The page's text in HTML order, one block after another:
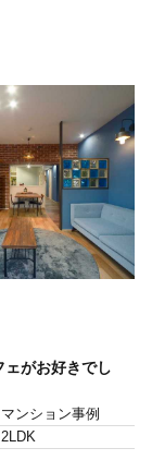
ェがお好きでし
マンション事例
2LDK